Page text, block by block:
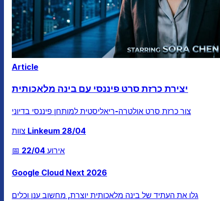
Article
יצירת כרזת סרט פיננסי עם בינה מלאכותית
צור כרזת סרט אולטרה-ריאליסטית למותחן פיננסי בדיוני
צוות Linkeum 28/04
📅 אירוע 22/04
Google Cloud Next 2026
גלו את העתיד של בינה מלאכותית יוצרת, מחשוב ענן וכלים